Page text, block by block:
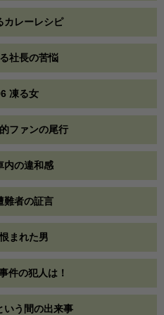
カレーレシピ
社長の苦悩
凍る女
ファンの尾行
内の違和感
難者の証言
まれた男
件の犯人は！
いう間の出来事